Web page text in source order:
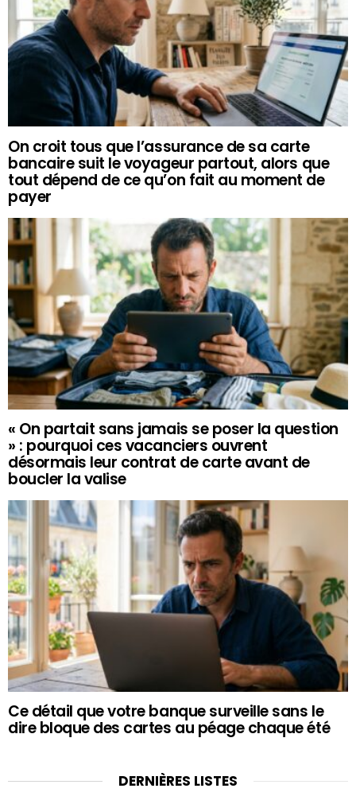
On croit tous que l’assurance de sa carte
bancaire suit le voyageur partout, alors que
tout dépend de ce qu’on fait au moment de
payer
« On partait sans jamais se poser la question
» : pourquoi ces vacanciers ouvrent
désormais leur contrat de carte avant de
boucler la valise
Ce détail que votre banque surveille sans le
dire bloque des cartes au péage chaque été
DERNIÈRES LISTES